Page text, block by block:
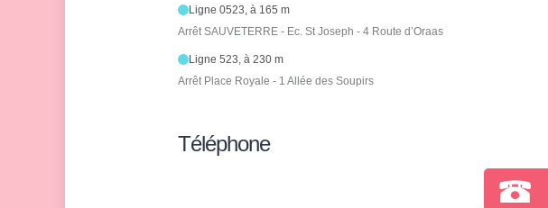
Ligne 0523, à 165 m
Arrêt SAUVETERRE - Ec. St Joseph - 4 Route d’Oraas
Ligne 523, à 230 m
Arrêt Place Royale - 1 Allée des Soupirs
Téléphone